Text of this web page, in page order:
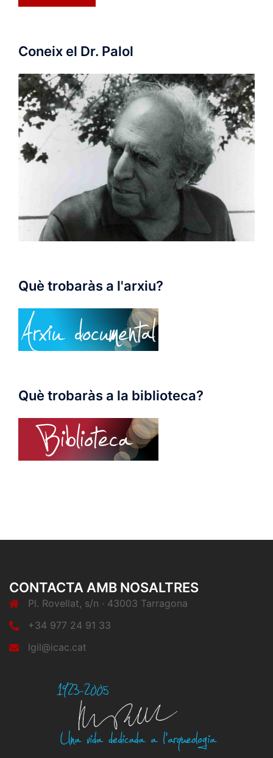
Coneix el Dr. Palol
Què trobaràs a l'arxiu?
Què trobaràs a la biblioteca?
CONTACTA AMB NOSALTRES
Pl. Rovellat, s/n · 43003 Tarragona
+34 977 24 91 33
lgil@icac.cat